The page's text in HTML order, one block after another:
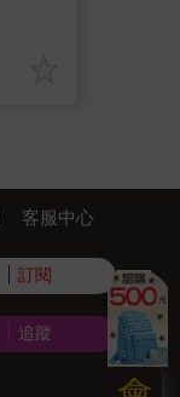
客服中心
訂閱
追蹤